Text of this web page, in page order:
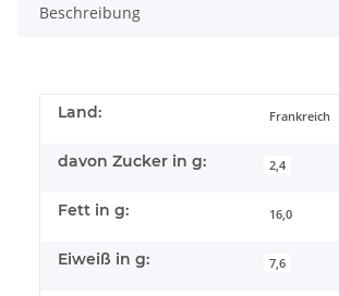
Beschreibung
Land: Frankreich
davon Zucker in g: 2,4
Fett in g: 16,0
Eiweiß in g: 7,6